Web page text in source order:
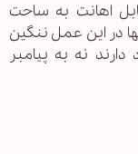
اهانت به ساحت
در این عمل ننگین
نه به پيامبر